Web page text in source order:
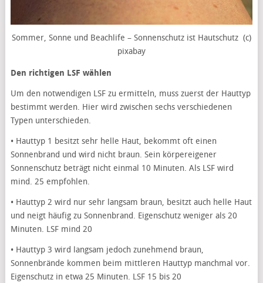
Sommer, Sonne und Beachlife – Sonnenschutz ist Hautschutz (c)
pixabay
Den richtigen LSF wählen
Um den notwendigen LSF zu ermitteln, muss zuerst der Hauttyp
bestimmt werden. Hier wird zwischen sechs verschiedenen
Typen unterschieden.
• Hauttyp 1 besitzt sehr helle Haut, bekommt oft einen
Sonnenbrand und wird nicht braun. Sein körpereigener
Sonnenschutz beträgt nicht einmal 10 Minuten. Als LSF wird
mind. 25 empfohlen.
• Hauttyp 2 wird nur sehr langsam braun, besitzt auch helle Haut
und neigt häufig zu Sonnenbrand. Eigenschutz weniger als 20
Minuten. LSF mind 20
• Hauttyp 3 wird langsam jedoch zunehmend braun,
Sonnenbrände kommen beim mittleren Hauttyp manchmal vor.
Eigenschutz in etwa 25 Minuten. LSF 15 bis 20